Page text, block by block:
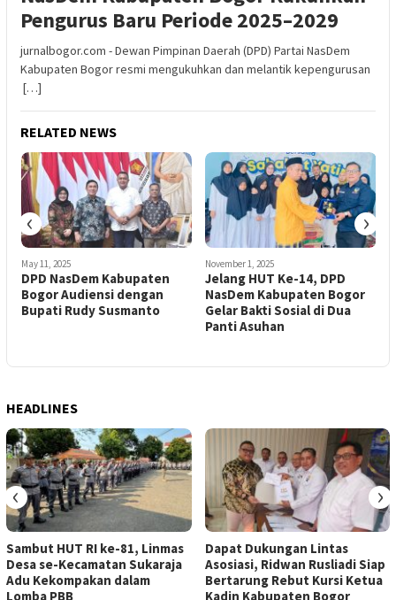
Pengurus Baru Periode 2025–2029
jurnalbogor.com - Dewan Pimpinan Daerah (DPD) Partai NasDem
Kabupaten Bogor resmi mengukuhkan dan melantik kepengurusan
[…]
RELATED NEWS
May 11, 2025
DPD NasDem Kabupaten
Bogor Audiensi dengan
Bupati Rudy Susmanto
November 1, 2025
Jelang HUT Ke-14, DPD
NasDem Kabupaten Bogor
Gelar Bakti Sosial di Dua
Panti Asuhan
‹ ›
HEADLINES
Sambut HUT RI ke-81, Linmas
Desa se-Kecamatan Sukaraja
Adu Kekompakan dalam
Lomba PBB
Dapat Dukungan Lintas
Asosiasi, Ridwan Rusliadi Siap
Bertarung Rebut Kursi Ketua
Kadin Kabupaten Bogor
‹ ›